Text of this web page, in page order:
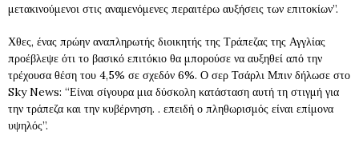
μετακινούμενοι στις αναμενόμενες περαιτέρω αυξήσεις των επιτοκίων”.
Χθες, ένας πρώην αναπληρωτής διοικητής της Τράπεζας της Αγγλίας
προέβλεψε ότι το βασικό επιτόκιο θα μπορούσε να αυξηθεί από την
τρέχουσα θέση του 4,5% σε σχεδόν 6%. Ο σερ Τσάρλι Μπιν δήλωσε στο
Sky News: “Είναι σίγουρα μια δύσκολη κατάσταση αυτή τη στιγμή για
την τράπεζα και την κυβέρνηση. . επειδή ο πληθωρισμός είναι επίμονα
υψηλός”.